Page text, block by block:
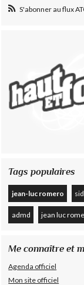
S'abonner au flux
Tags populaires
jean-luc romero
admd jean luc
Me connaître et
Agenda officiel
Mon site officiel